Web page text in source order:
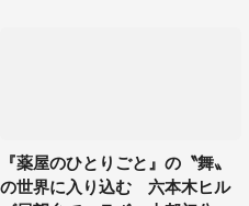
『薬屋のひとりごと』の〝舞〟
の世界に入り込む 六本木ヒル